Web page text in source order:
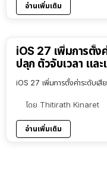
อ่านเพิ่มเติม
iOS 27 เพิ่มการตั้ง
ปลุก ตัวจับเวลา แล
iOS 27 เพิ่มการตั้งค่าระดับเสี
โดย Thitirath Kinaret
อ่านเพิ่มเติม